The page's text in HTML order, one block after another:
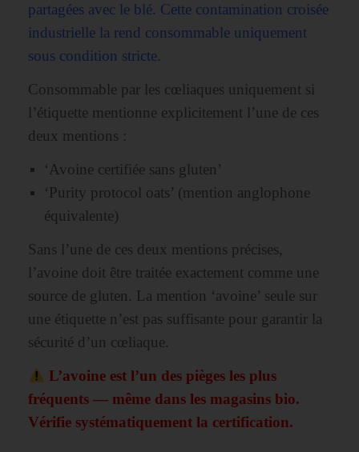
partagées avec le blé. Cette contamination croisée
industrielle la rend consommable uniquement
sous condition stricte.
Consommable par les cœliaques uniquement si
l’étiquette mentionne explicitement l’une de ces
deux mentions :
‘Avoine certifiée sans gluten’
‘Purity protocol oats’ (mention anglophone
équivalente)
Sans l’une de ces deux mentions précises,
l’avoine doit être traitée exactement comme une
source de gluten. La mention ‘avoine’ seule sur
une étiquette n’est pas suffisante pour garantir la
sécurité d’un cœliaque.
L’avoine est l’un des pièges les plus
fréquents — même dans les magasins bio.
Vérifie systématiquement la certification.